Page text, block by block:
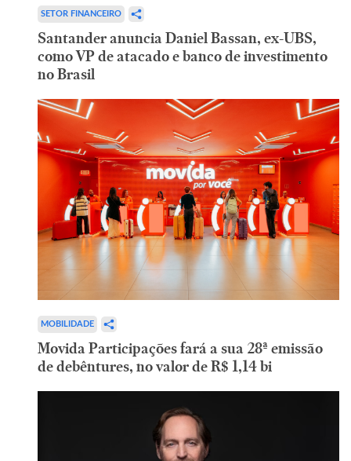
SETOR FINANCEIRO
Santander anuncia Daniel Bassan, ex-UBS,
como VP de atacado e banco de investimento
no Brasil
MOBILIDADE
Movida Participações fará a sua 28ª emissão
de debêntures, no valor de R$ 1,14 bi